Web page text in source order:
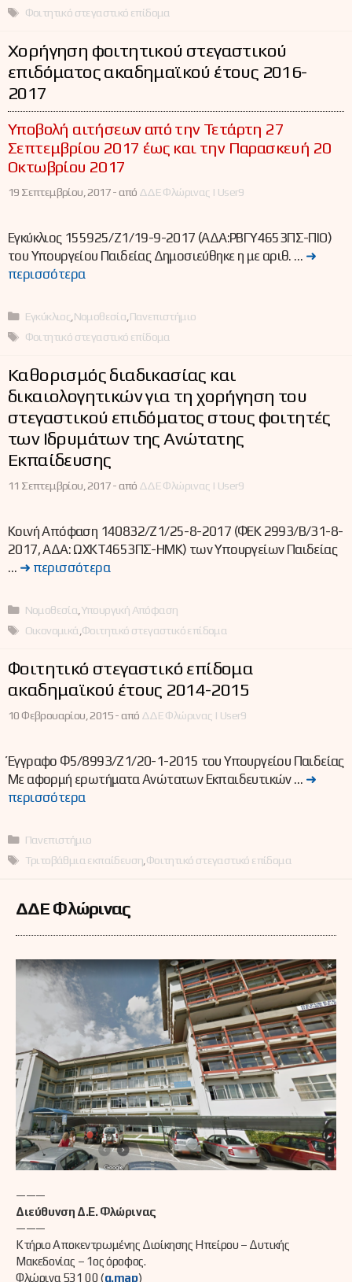
Ετικέτες
Φοιτητικό στεγαστικό επίδομα
Χορήγηση φοιτητικού στεγαστικού
επιδόματος ακαδημαϊκού έτους 2016-
2017
Υποβολή αιτήσεων από την Τετάρτη 27
Σεπτεμβρίου 2017 έως και την Παρασκευή 20
Οκτωβρίου 2017
19 Σεπτεμβρίου, 2017 -από ΔΔΕ Φλώρινας | User9
Εγκύκλιος 155925/Ζ1/19-9-2017 (ΑΔΑ:ΡΒΓΥ4653ΠΣ-ΠΙΟ)
του Υπουργείου Παιδείας Δημοσιεύθηκε η με αριθ. … ➜
περισσότερα
Κατηγορίες
Εγκύκλιος Νομοθεσία Πανεπιστήμιο
Ετικέτες
Φοιτητικό στεγαστικό επίδομα
Καθορισμός διαδικασίας και
δικαιολογητικών για τη χορήγηση του
στεγαστικού επιδόματος στους φοιτητές
των Ιδρυμάτων της Ανώτατης
Εκπαίδευσης
11 Σεπτεμβρίου, 2017 -από ΔΔΕ Φλώρινας | User9
Κοινή Απόφαση 140832/Ζ1/25-8-2017 (ΦΕΚ 2993/Β/31-8-
2017, ΑΔΑ: ΩΧΚΤ4653ΠΣ-ΗΜΚ) των Υπουργείων Παιδείας
… ➜ περισσότερα
Κατηγορίες
Νομοθεσία Υπουργική Απόφαση
Ετικέτες
Οικονομικά Φοιτητικό στεγαστικό επίδομα
Φοιτητικό στεγαστικό επίδομα
ακαδημαϊκού έτους 2014-2015
10 Φεβρουαρίου, 2015 -από ΔΔΕ Φλώρινας | User9
Έγγραφο Φ5/8993/Ζ1/20-1-2015 του Υπουργείου Παιδείας
Με αφορμή ερωτήματα Ανώτατων Εκπαιδευτικών … ➜
περισσότερα
Κατηγορίες
Πανεπιστήμιο
Ετικέτες
Τριτοβάθμια εκπαίδευση Φοιτητικό στεγαστικό επίδομα
ΔΔΕ Φλώρινας
———
Διεύθυνση Δ.Ε. Φλώρινας
———
Κτήριο Αποκεντρωμένης Διοίκησης Ηπείρου – Δυτικής
Μακεδονίας – 1ος όροφος.
Φλώρινα 531 00 (g.map)